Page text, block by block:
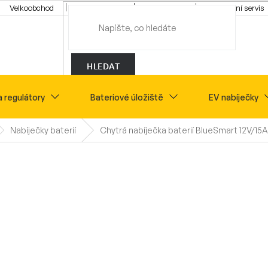
Velkoobchod Montážní servis
HLEDAT
regulátory Bateriové úložiště EV nabíječky
Sety Novinky
Nabíječky baterií Chytrá nabíječka baterií BlueSmart 12V/15A